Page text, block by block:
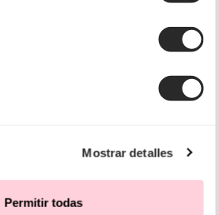
Mostrar detalles
Permitir todas